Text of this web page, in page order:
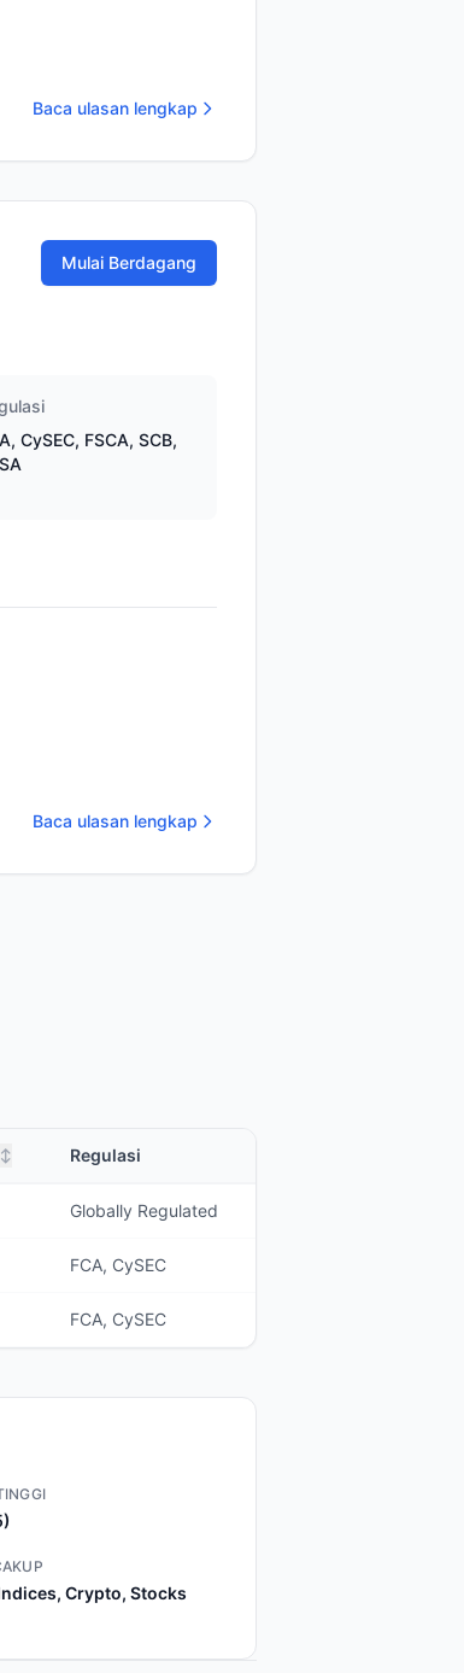
Baca ulasan lengkap
Mulai Berdagang
CySEC, FSCA, SCB,
Baca ulasan lengkap
↕ Regulasi
Globally Regulated
FCA, CySEC
FCA, CySEC
Crypto, Stocks